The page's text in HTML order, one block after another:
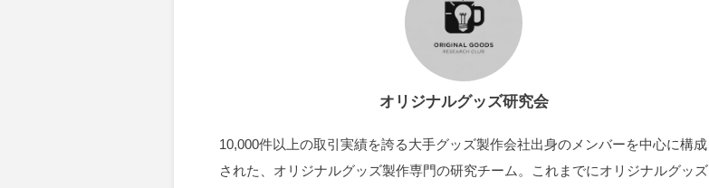
オリジナルグッズ研究会
10,000件以上の取引実績を誇る大手グッズ製作会社出身のメンバーを中心に構成
された、オリジナルグッズ製作専門の研究チーム。これまでにオリジナルグッズ